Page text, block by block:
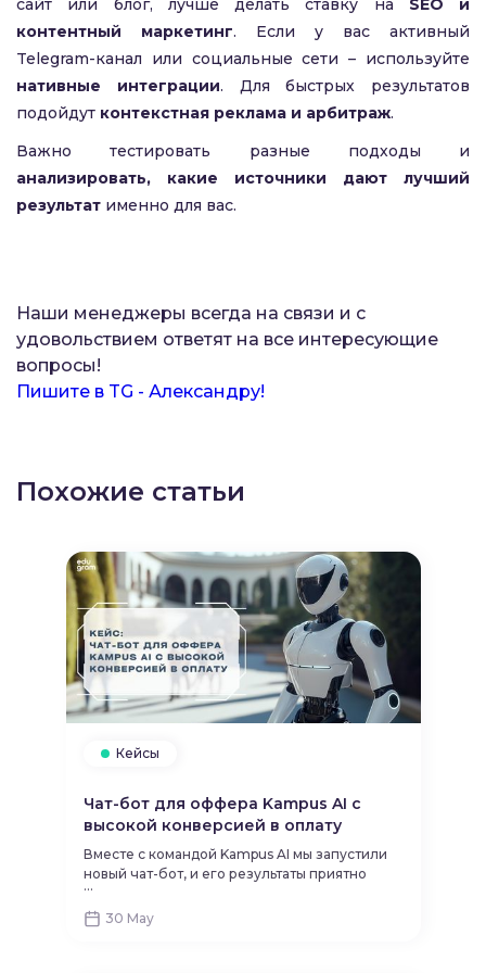
сайт или блог, лучше делать ставку на SEO и
контентный маркетинг. Если у вас активный
Telegram-канал или социальные сети – используйте
нативные интеграции. Для быстрых результатов
подойдут контекстная реклама и арбитраж.
Важно тестировать разные подходы и
анализировать, какие источники дают лучший
результат именно для вас.
Наши менеджеры всегда на связи и с
удовольствием ответят на все интересующие
вопросы!
Пишите в TG - Александру!
Похожие статьи
Кейсы
Чат-бот для оффера Kampus AI с
высокой конверсией в оплату
Вместе с командой Kampus AI мы запустили
новый чат-бот, и его результаты приятно
удивили даже нас. Делимся цифрами и
краткими выводами после 2-недельного
теста.
...
30 May